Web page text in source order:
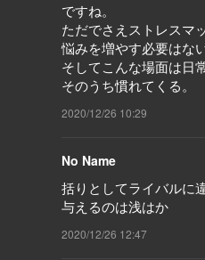
ですね。
ただでさえストレスマ
悩みを増やす必要はない
そしてこんな場面は日
そのうち慣れてくる。
2020/12/26 10:29
No Name
括りとしてライバルに
与えるのは浅はか
2020/12/26 12:47